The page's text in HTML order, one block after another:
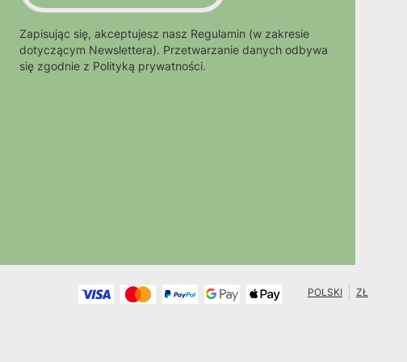
Zapisując się, akceptujesz nasz Regulamin (w zakresie
dotyczącym Newslettera). Przetwarzanie danych odbywa
się zgodnie z Polityką prywatności.
POLSKI ZŁ